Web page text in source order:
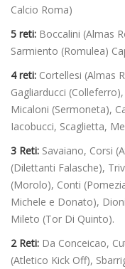
Calcio Roma)
5 reti: Boccalini (Almas
Sarmiento (Romulea)
4 reti: Cortellesi (Almas
Gagliarducci
Micaloni (Sermoneta),
Iacobucci, Scaglietta,
3 Reti: Savaiano, Corsi
(Dilettanti Falasche),
(Morolo), Conti
Michele e Donato),
Mileto (Tor Di Quinto).
2 Reti: Da Conceicao,
(Atletico Kick Off),